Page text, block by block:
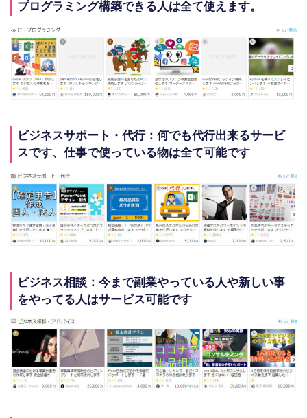
プログラミング構築できる人は全て使えます。
ビジネスサポート・代行：何でも代行出来るサービ
スです、仕事で使っている物は全て可能です
ビジネス相談：今まで副業やっている人や新しい事
をやってる人はサービス可能です